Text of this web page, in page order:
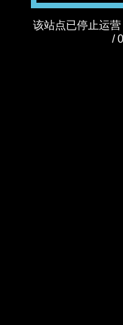
该站点已停止运
/